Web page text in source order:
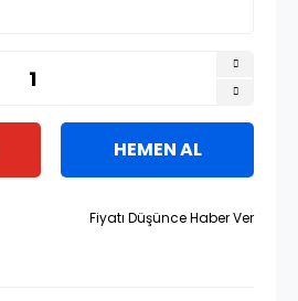
HEMEN AL
Fiyatı Düşünce Haber Ver